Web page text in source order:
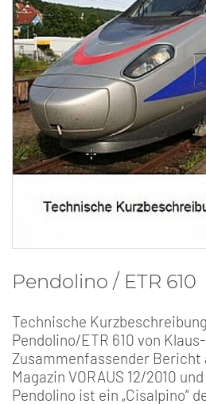
Pendolino / ETR 610
Technische
Pendolino/ETR 610 von
Zusammenfassender Bericht
Magazin VORAUS 12/2010
Pendolino ist ein „Cisalpino“